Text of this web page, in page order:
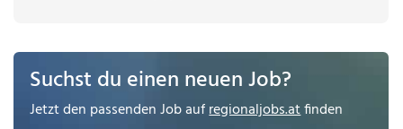
Suchst du einen neuen Job?
Jetzt den passenden Job aufregionaljobs.atfinden